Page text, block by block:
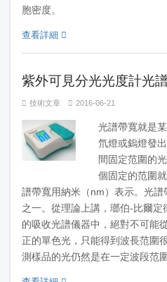
胞密度。
查看詳細
紫外可見分光光度計光
技術文章 2016-06-21
光譜帶寬就是
氘燈或鎢燈發
間固定范圍的
個固定的范圍
譜帶寬用納米（nm）表示。光
之一。從理論上講，瑯伯-比爾
的吸收光譜儀器中，絕對不可能
正的單色光，只能得到波長范圍
測樣品的光仍然是在一定波段范